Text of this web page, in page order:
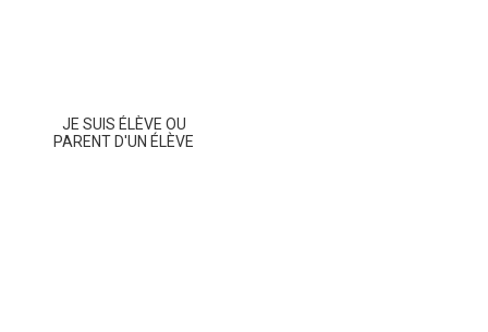
JE SUIS ÉLÈVE OU
PARENT D'UN ÉLÈVE